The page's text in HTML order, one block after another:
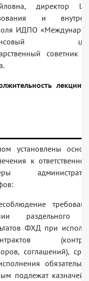
директор
и
ИДПО
советник
лекции
установлены
к
раздельного
ФХД при
соглашений),
подлежат